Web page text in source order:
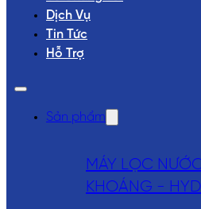
Dịch Vụ
Tin Tức
Hỗ Trợ
Sản phẩm
MÁY LỌC
KHOÁNG -